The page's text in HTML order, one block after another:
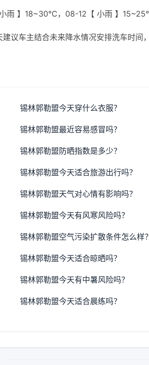
】18~30℃，08-12【 小雨 】
议车主结合未来降水情况安排洗车时间
锡林郭勒盟今天穿什么衣服？
锡林郭勒盟最近容易感冒吗？
锡林郭勒盟防晒指数是多少？
锡林郭勒盟今天适合旅游出行吗？
锡林郭勒盟天气对心情有影响吗？
锡林郭勒盟今天有风寒风险吗？
锡林郭勒盟空气污染扩散条件怎么样？
锡林郭勒盟今天适合晾晒吗？
锡林郭勒盟今天有中暑风险吗？
锡林郭勒盟今天适合晨练吗？